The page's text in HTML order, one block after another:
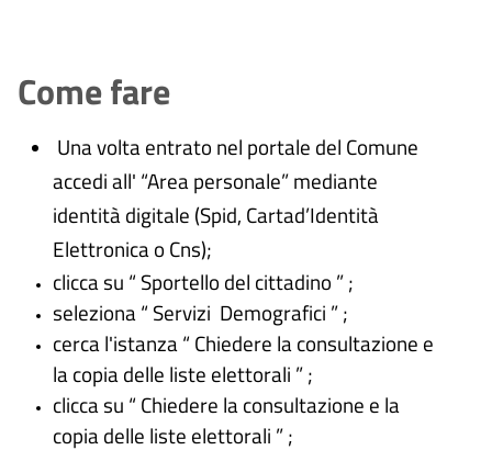
Come fare
Una volta entrato nel portale del Comune
accedi all' “Area personale” mediante
identità digitale (Spid, Cartad’Identità
Elettronica o Cns);
clicca su “ Sportello del cittadino ” ;
seleziona “ Servizi Demografici ” ;
cerca l'istanza “ Chiedere la consultazione e
la copia delle liste elettorali ” ;
clicca su “ Chiedere la consultazione e la
copia delle liste elettorali ” ;